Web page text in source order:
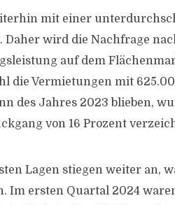
mit einer
wird die Nachfrage
auf dem
die Vermietungen mit
des Jahres 2023 blieben,
von 16 Prozent
Lagen stiegen weiter an,
ersten Quartal 2024